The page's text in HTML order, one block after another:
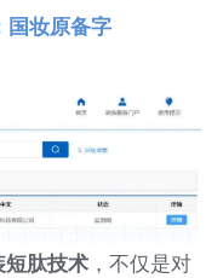
国妆原备字
短肽技术，不仅是对